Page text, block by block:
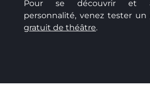
Pour se découvrir et
personnalité, venez tester un
gratuit de théâtre.